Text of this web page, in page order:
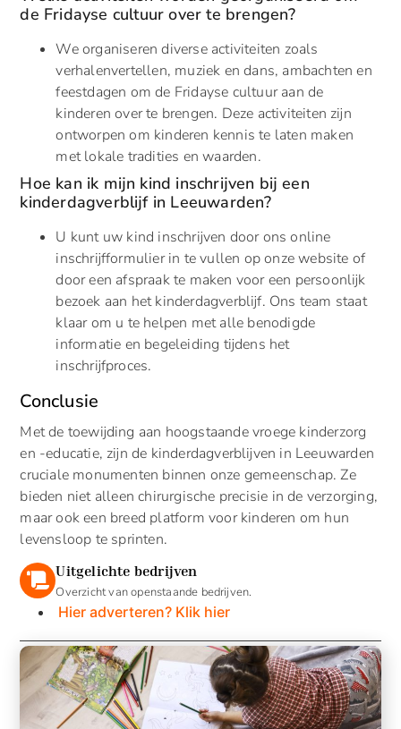
de Fridayse cultuur over te brengen?
We organiseren diverse activiteiten zoals
verhalenvertellen, muziek en dans, ambachten en
feestdagen om de Fridayse cultuur aan de
kinderen over te brengen. Deze activiteiten zijn
ontworpen om kinderen kennis te laten maken
met lokale tradities en waarden.
Hoe kan ik mijn kind inschrijven bij een
kinderdagverblijf in Leeuwarden?
U kunt uw kind inschrijven door ons online
inschrijfformulier in te vullen op onze website of
door een afspraak te maken voor een persoonlijk
bezoek aan het kinderdagverblijf. Ons team staat
klaar om u te helpen met alle benodigde
informatie en begeleiding tijdens het
inschrijfproces.
Conclusie
Met de toewijding aan hoogstaande vroege kinderzorg
en -educatie, zijn de kinderdagverblijven in Leeuwarden
cruciale monumenten binnen onze gemeenschap. Ze
bieden niet alleen chirurgische precisie in de verzorging,
maar ook een breed platform voor kinderen om hun
levensloop te sprinten.
Uitgelichte bedrijven
Overzicht van openstaande bedrijven.
Hier adverteren? Klik hier